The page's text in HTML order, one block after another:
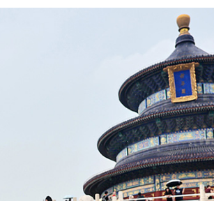
科技 法治 文娱 人物 公益 图
央视网评
4K专区 全景新闻
人生第一次 人生第二次
NBA 中超 国足
文化体育 冰雪道路 足
非遗 文化 旅游 科普